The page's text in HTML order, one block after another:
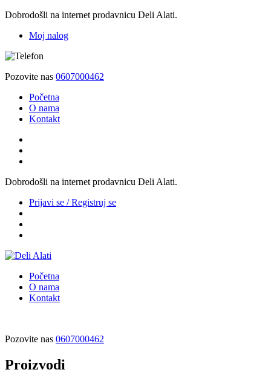
Dobrodošli na internet prodavnicu Deli Alati.
Moj nalog
Pozovite nas 0607000462
Početna
O nama
Kontakt
Dobrodošli na internet prodavnicu Deli Alati.
Prijavi se / Registruj se
Početna
O nama
Kontakt
Pozovite nas 0607000462
Proizvodi